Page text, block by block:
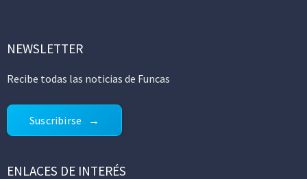
NEWSLETTER
Recibe todas las noticias de Funcas
Suscribirse
ENLACES DE INTERÉS